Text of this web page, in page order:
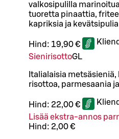
valkosipulilla
tuoretta pinaattia,
kapriksia ja kevätsipulia
Hind: 19,90 €
SienirisottoGL
Italialaisia
risottoa, parmesaania
Hind: 22,00 €
Lisää ekstra-annos
Hind: 2,00 €